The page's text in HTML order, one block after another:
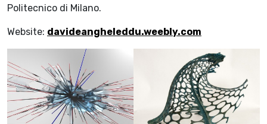
Politecnico di Milano.
Website: davideangheleddu.weebly.com